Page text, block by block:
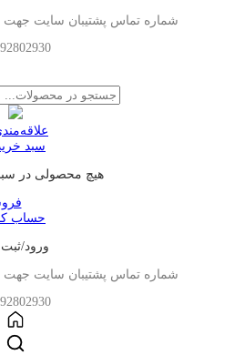
شماره تماس پشتیبان سایت جهت
سبد
هیچ محصولی در
حساب
ورود/ثبت
شماره تماس پشتیبان سایت جهت